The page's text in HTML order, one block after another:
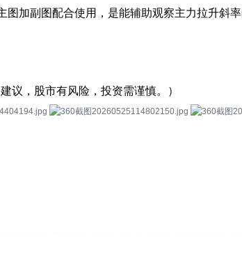
图加副图配合使用，是能辅助观察主力拉升斜
议，股市有风险，投资需谨慎。）